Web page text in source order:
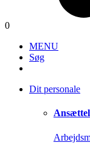
0
MENU
Søg
Dit personale